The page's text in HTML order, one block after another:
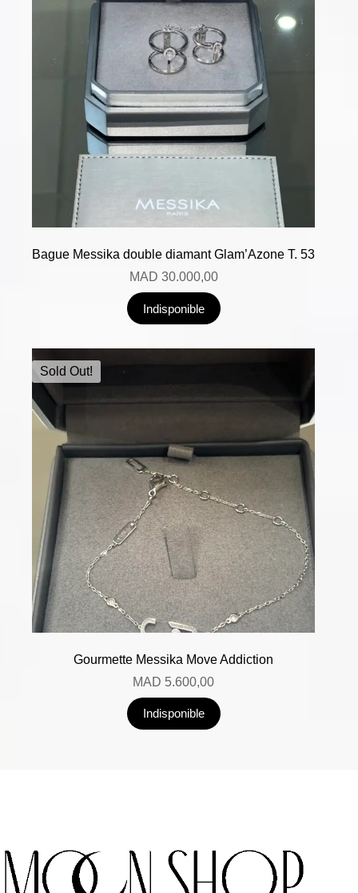
Bague Messika double diamant Glam’Azone T. 53
MAD 30.000,00
Indisponible
Sold Out!
Gourmette Messika Move Addiction
MAD 5.600,00
Indisponible